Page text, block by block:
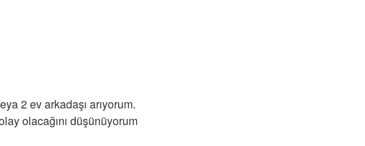
2 ev arkadaşı arıyorum.
olacağını düşünüyorum